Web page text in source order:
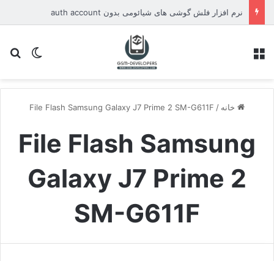
نرم افزار فلش گوشی های شیائومی بدون auth account
تغییر
خانه /
File Flash Samsung Galaxy J7 Prime 2 SM-G611F
File Flash Samsung
Galaxy J7 Prime 2
SM-G611F